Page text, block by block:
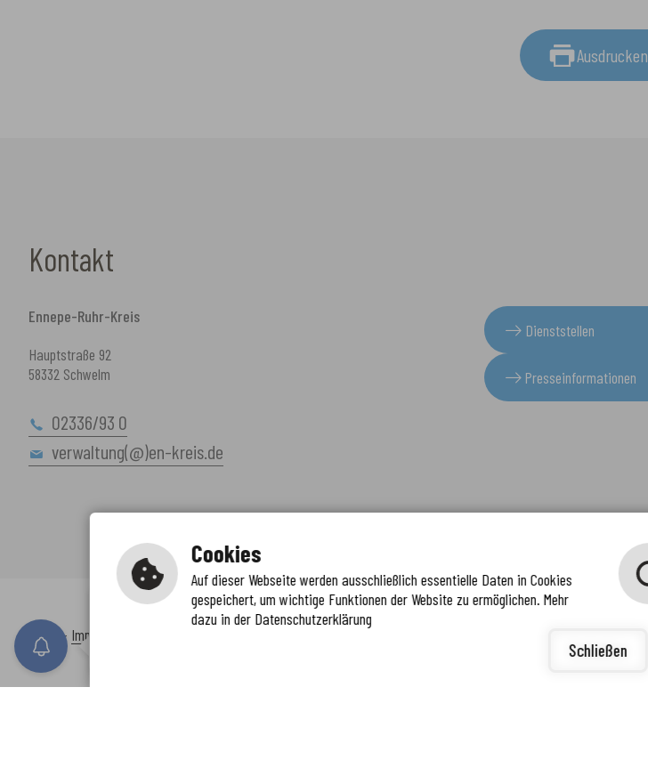
Ausdrucken
Kontakt
Ennepe-Ruhr-Kreis
Hauptstraße 92
58332 Schwelm
02336/93 0
verwaltung(@)en-kreis.de
Dienststellen
Presseinformationen
Inhalt - Impressum -
Immer auf dem neuesten Stand
www.enkreis.de möchte Ihnen Benachrichtigunge
Cookies
Auf dieser Webseite werden ausschließlich essentielle Daten in Cookies
gespeichert, um wichtige Funktionen der Website zu ermöglichen. Mehr
dazu in der Datenschutzerklärung
Schließen